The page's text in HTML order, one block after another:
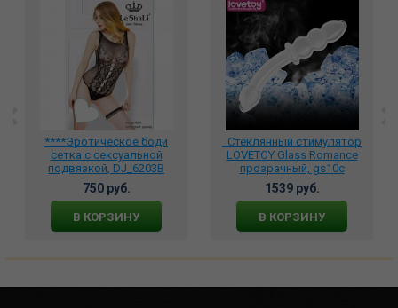
****Эротическое боди
сетка с сексуальной
подвязкой, DJ_6203B
750 руб.
В КОРЗИНУ
_Стеклянный стимулятор
LOVETOY Glass Romance
прозрачный, gs10c
1539 руб.
В КОРЗИНУ